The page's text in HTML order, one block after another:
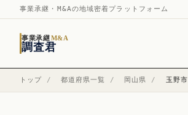
事業承継・M&Aの地域密着プラットフォーム
事業承継M&A
調査君
トップ / 都道府県一覧 / 岡山県 / 玉野市